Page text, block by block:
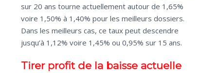
sur 20 ans tourne actuellement autour de 1,65%
voire 1,50% à 1,40% pour les meilleurs dossiers.
Dans les meilleurs cas, ce taux peut descendre
jusqu’à 1,12% voire 1,45% ou 0,95% sur 15 ans.
Tirer profit de la baisse actuelle